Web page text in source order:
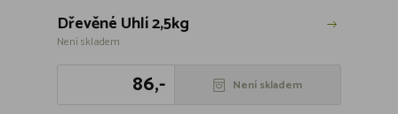
Dřevěné Uhlí 2,5kg
Není skladem
86,- Není skladem